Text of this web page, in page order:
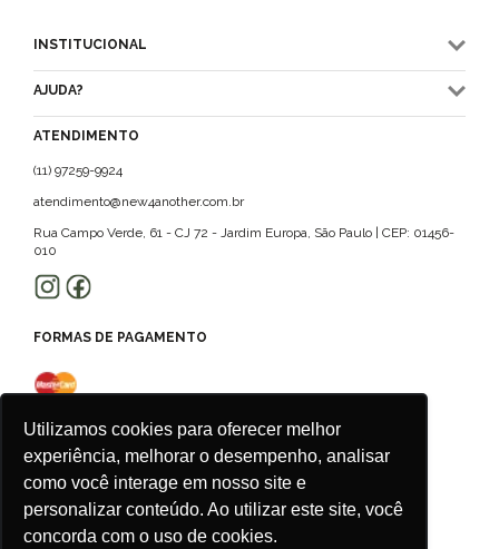
Utilizamos cookies para oferecer melhor
experiência, melhorar o desempenho, analisar
como você interage em nosso site e
personalizar conteúdo. Ao utilizar este site, você
concorda com o uso de cookies.
INSTITUCIONAL
AJUDA?
ATENDIMENTO
(11) 97259-9924
atendimento@new4another.com.br
Rua Campo Verde, 61 - CJ 72 - Jardim Europa, São Paulo | CEP: 01456-
010
FORMAS DE PAGAMENTO